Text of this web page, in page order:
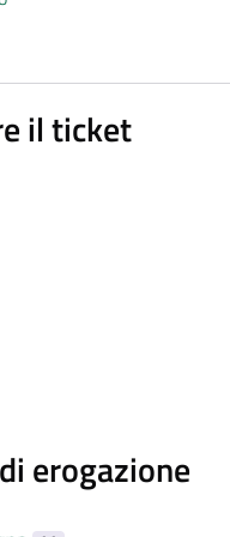
il ticket
erogazione